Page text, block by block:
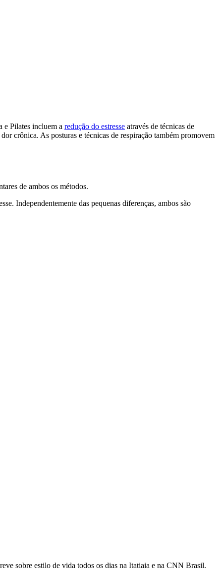
e Pilates incluem a redução do estresse através de técnicas de
crônica. As posturas e técnicas de respiração também promovem
de ambos os métodos.
Independentemente das pequenas diferenças, ambos são
sobre estilo de vida todos os dias na Itatiaia e na CNN Brasil.